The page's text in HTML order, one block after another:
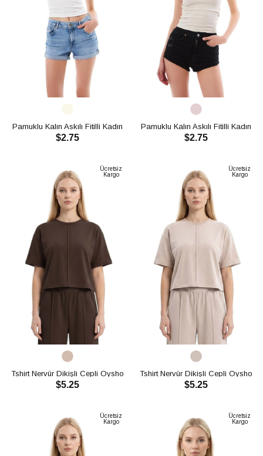
Pamuklu Kalın Askılı Fitilli Kadın
Atlet CH1761
$2.75
Pamuklu Kalın Askılı Fitilli Kadın
Atlet CH1761
$2.75
Ücretsiz
Kargo
Tshirt Nervür Dikişli Cepli Oysho
CH3019
$5.25
Ücretsiz
Kargo
Tshirt Nervür Dikişli Cepli Oysho
CH3019
$5.25
Ücretsiz
Kargo
Ücretsiz
Kargo